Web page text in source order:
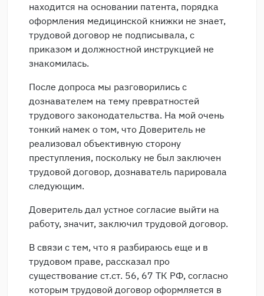
находится на основании патента, порядка
оформления медицинской книжки не знает,
трудовой договор не подписывала, с
приказом и должностной инструкцией не
знакомилась.
После допроса мы разговорились с
дознавателем на тему превратностей
трудового законодательства. На мой очень
тонкий намек о том, что Доверитель не
реализовал объективную сторону
преступления, поскольку не был заключен
трудовой договор, дознаватель парировала
следующим.
Доверитель дал устное согласие выйти на
работу, значит, заключил трудовой договор.
В связи с тем, что я разбираюсь еще и в
трудовом праве, рассказал про
существование ст.ст. 56, 67 ТК РФ, согласно
которым трудовой договор оформляется в